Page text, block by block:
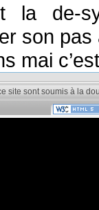
la de-
son pas
mai
site sont soumis à la